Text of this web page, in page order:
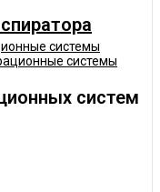
системы
системы
систем